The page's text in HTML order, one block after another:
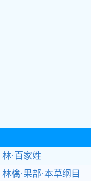
林·百家姓
林檎·果部·本草纲目